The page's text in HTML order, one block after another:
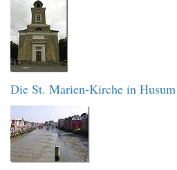
Die St. Marien-Kirche in Husum